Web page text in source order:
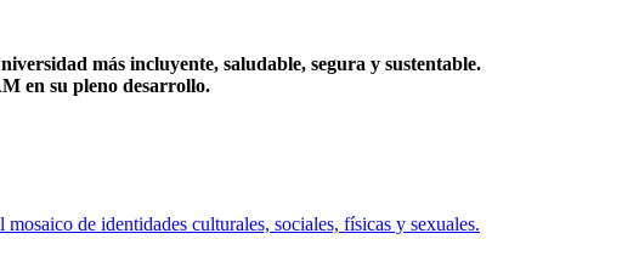
más incluyente, saludable, segura y sustentable.
en su pleno desarrollo.
de identidades culturales, sociales, físicas y sexuales.